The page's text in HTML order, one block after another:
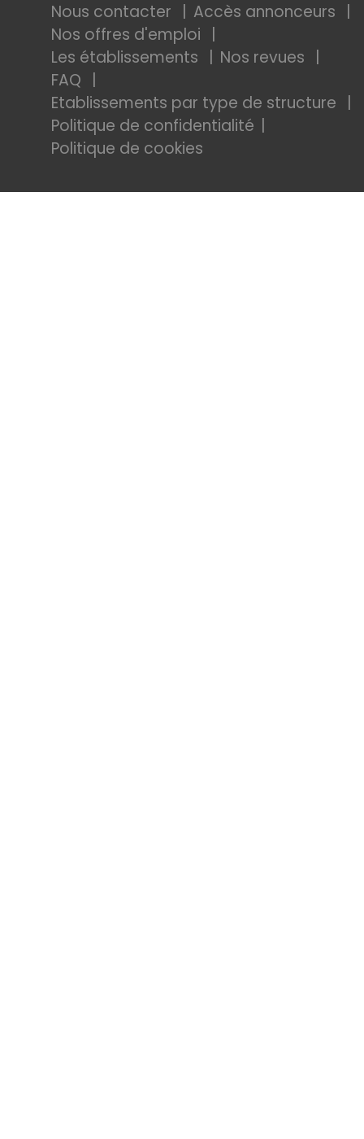
Nous contacter
Accès annonceurs
Nos offres d'emploi
Les établissements
Nos revues
FAQ
Etablissements par type de structure
Politique de confidentialité
Politique de cookies